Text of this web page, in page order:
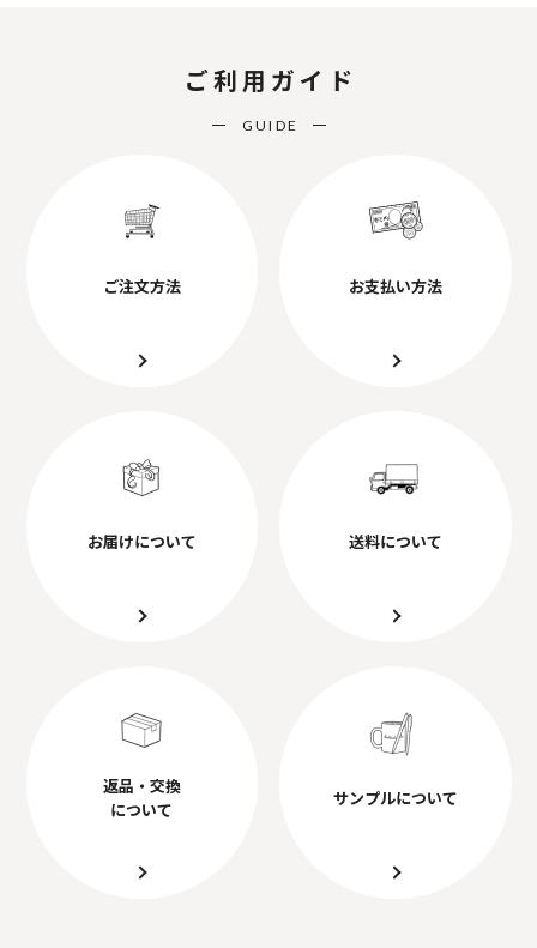
ご利用ガイド
GUIDE
ご注文方法 お支払い方法
お届けについて 送料について
返品・交換
について
サンプルについて